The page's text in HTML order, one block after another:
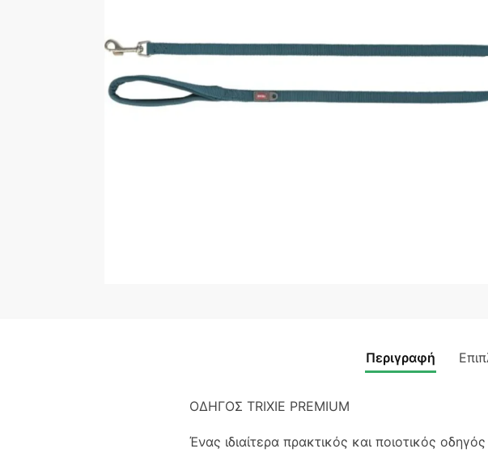
Περιγραφή
ΟΔΗΓΟΣ TRIXIE PREMIUM
Ένας ιδιαίτερα πρακτικός και ποιοτικός